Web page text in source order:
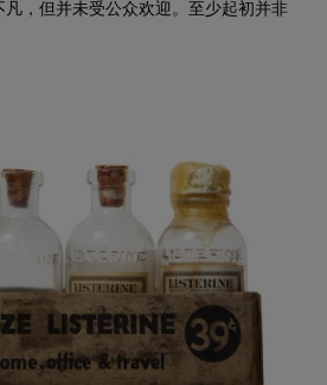
，但并未受公众欢迎。至少起初并非